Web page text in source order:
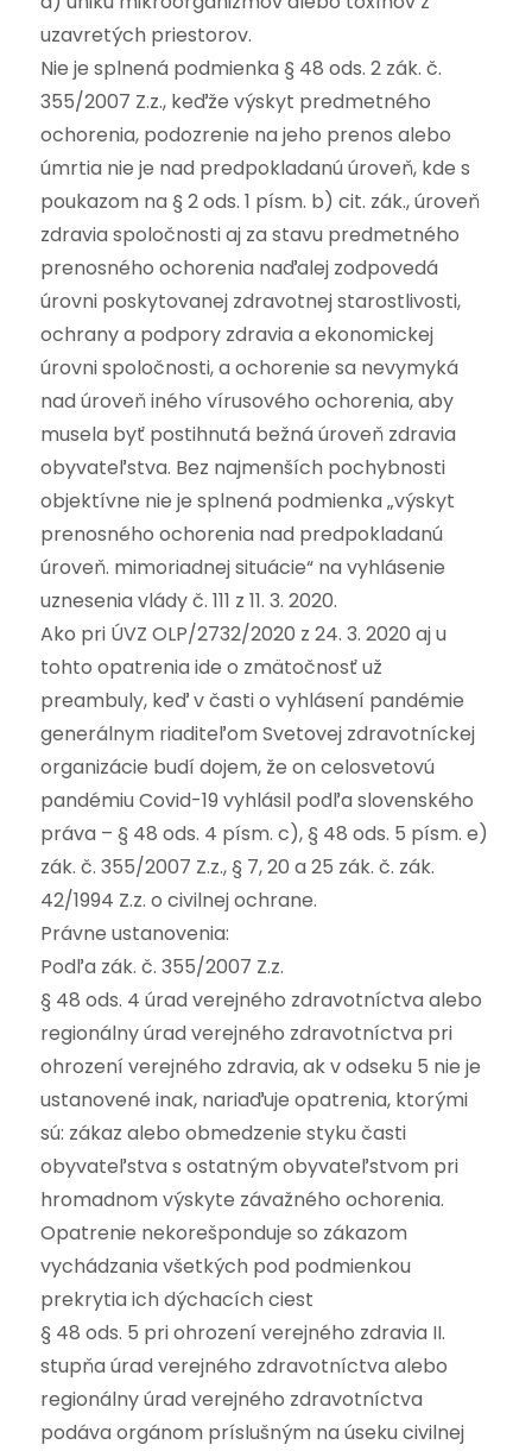
uzavretých priestorov.
Nie je splnená podmienka § 48 ods. 2 zák. č.
355/2007 Z.z., keďže výskyt predmetného
ochorenia, podozrenie na jeho prenos alebo
úmrtia nie je nad predpokladanú úroveň, kde s
poukazom na § 2 ods. 1 písm. b) cit. zák., úroveň
zdravia spoločnosti aj za stavu predmetného
prenosného ochorenia naďalej zodpovedá
úrovni poskytovanej zdravotnej starostlivosti,
ochrany a podpory zdravia a ekonomickej
úrovni spoločnosti, a ochorenie sa nevymyká
nad úroveň iného vírusového ochorenia, aby
musela byť postihnutá bežná úroveň zdravia
obyvateľstva. Bez najmenších pochybnosti
objektívne nie je splnená podmienka „výskyt
prenosného ochorenia nad predpokladanú
úroveň. mimoriadnej situácie“ na vyhlásenie
uznesenia vlády č. 111 z 11. 3. 2020.
Ako pri ÚVZ OLP/2732/2020 z 24. 3. 2020 aj u
tohto opatrenia ide o zmätočnosť už
preambuly, keď v časti o vyhlásení pandémie
generálnym riaditeľom Svetovej zdravotníckej
organizácie budí dojem, že on celosvetovú
pandémiu Covid-19 vyhlásil podľa slovenského
práva – § 48 ods. 4 písm. c), § 48 ods. 5 písm. e)
zák. č. 355/2007 Z.z., § 7, 20 a 25 zák. č. zák.
42/1994 Z.z. o civilnej ochrane.
Právne ustanovenia:
Podľa zák. č. 355/2007 Z.z.
§ 48 ods. 4 úrad verejného zdravotníctva alebo
regionálny úrad verejného zdravotníctva pri
ohrození verejného zdravia, ak v odseku 5 nie je
ustanovené inak, nariaďuje opatrenia, ktorými
sú: zákaz alebo obmedzenie styku časti
obyvateľstva s ostatným obyvateľstvom pri
hromadnom výskyte závažného ochorenia.
Opatrenie nekorešponduje so zákazom
vychádzania všetkých pod podmienkou
prekrytia ich dýchacích ciest
§ 48 ods. 5 pri ohrození verejného zdravia II.
stupňa úrad verejného zdravotníctva alebo
regionálny úrad verejného zdravotníctva
podáva orgánom príslušným na úseku civilnej